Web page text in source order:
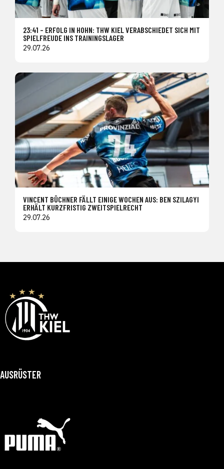
23:41 – ERFOLG IN HOHN: THW KIEL VERABSCHIEDET SICH MIT
SPIELFREUDE INS TRAININGSLAGER
29.07.26
VINCENT BÜCHNER FÄLLT EINIGE WOCHEN AUS: BEN SZILAGYI
ERHÄLT KURZFRISTIG ZWEITSPIELRECHT
29.07.26
AUSRÜSTER